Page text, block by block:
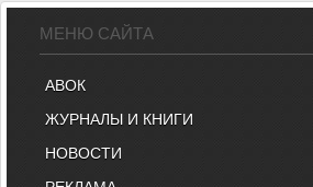
МЕНЮ САЙТА
АВОК
ЖУРНАЛЫ И КНИГИ
НОВОСТИ